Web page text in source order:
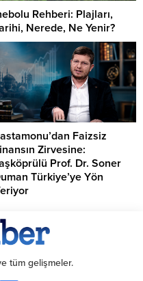
Rehberi: Plajları,
Nerede, Ne Yenir?
Faizsiz
Zirvesine:
Prof. Dr. Soner
Türkiye’ye Yön
tüm gelişmeler.